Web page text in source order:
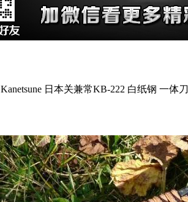
Kanetsune 日本关兼常KB-222 白纸钢 一体刀